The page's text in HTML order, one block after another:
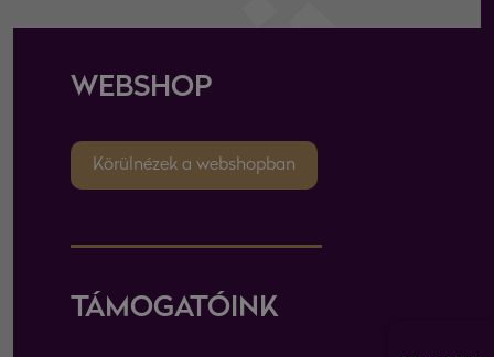
WEBSHOP
Körülnézek a webshopban
TÁMOGATÓINK